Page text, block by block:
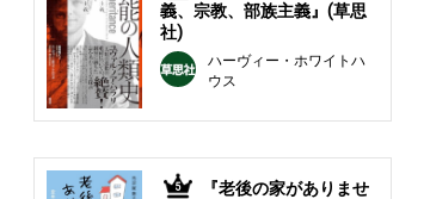
義、宗教、部族主義』(草思
社)
ハーヴィー・ホワイトハ
ウス
5
『老後の家がありませ